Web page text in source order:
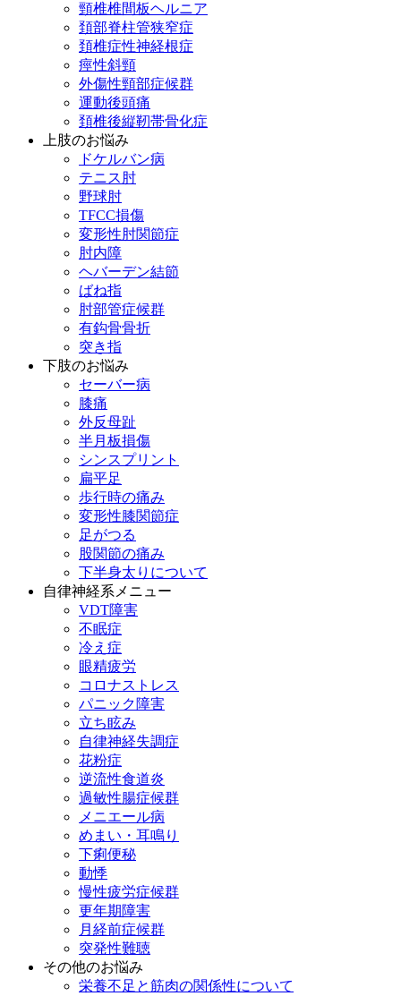
頸椎椎間板ヘルニア
頚部脊柱管狭窄症
頚椎症性神経根症
痙性斜頸
外傷性頸部症候群
運動後頭痛
頚椎後縦靭帯骨化症
上肢のお悩み
ドケルバン病
テニス肘
野球肘
TFCC損傷
変形性肘関節症
肘内障
ヘバーデン結節
ばね指
肘部管症候群
有鈎骨骨折
突き指
下肢のお悩み
セーバー病
膝痛
外反母趾
半月板損傷
シンスプリント
扁平足
歩行時の痛み
変形性膝関節症
足がつる
股関節の痛み
下半身太りについて
自律神経系メニュー
VDT障害
不眠症
冷え症
眼精疲労
コロナストレス
パニック障害
立ち眩み
自律神経失調症
花粉症
逆流性食道炎
過敏性腸症候群
メニエール病
めまい・耳鳴り
下痢便秘
動悸
慢性疲労症候群
更年期障害
月経前症候群
突発性難聴
その他のお悩み
栄養不足と筋肉の関係性について